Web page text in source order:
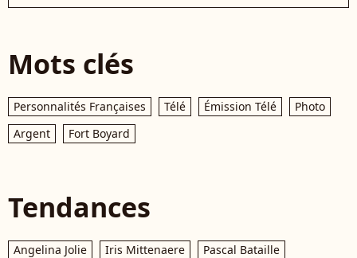
Mots clés
Personnalités Françaises Télé Émission Télé
Photo
Argent
Fort Boyard
Tendances
Angelina Jolie Iris Mittenaere
Pascal Bataille